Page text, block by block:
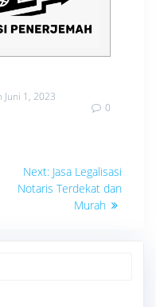
Juni 1, 2023
0
Next: Next
post:
Jasa Legalisasi
Notaris Terdekat dan
Murah